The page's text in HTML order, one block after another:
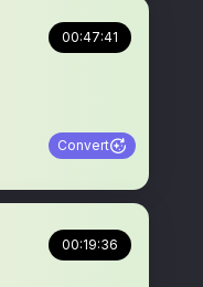
00:47:41
Convert
00:19:36